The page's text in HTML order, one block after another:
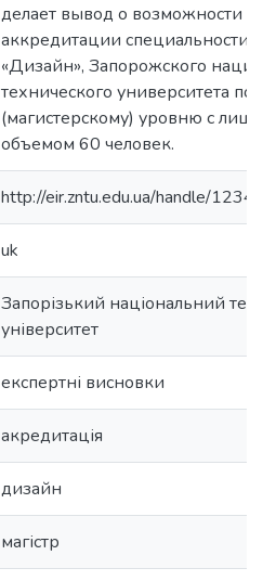
делает вывод о возможности
аккредитации специальности
«Дизайн», Запорожского
технического университета по
(магистерскому) уровню с
объемом 60 человек.
http://eir.zntu.edu.ua/handle/
uk
Запорізький національний
університет
експертні висновки
акредитація
дизайн
магістр